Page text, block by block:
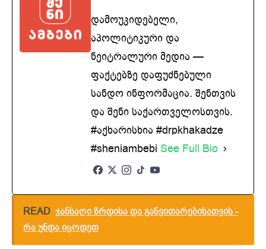
დამოუკიდებელი,
აპოლიტიკური და
ნეიტრალური მედია —
ფაქტებზე დაფუძნებული
სანდო ინფორმაცია. შენთვის
და შენი საქართველოსთვის.
#აქხარისხია #drpkhakadze
#sheniambebi See Full Bio
READ ჯანსაღი ზრდისა და განვითარებისათვის -
რა უნდა იცოდეთ